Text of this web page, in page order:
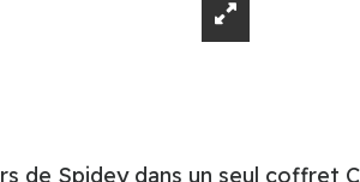
de Spidey dans un seul coffret